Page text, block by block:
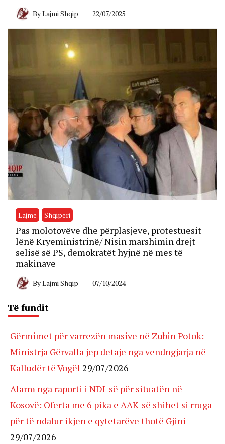
ByLajmi Shqip 22/07/2025
Lajme Shqiperi
Pas molotovëve dhe përplasjeve, protestuesit
lënë Kryeministrinë/ Nisin marshimin drejt
selisë së PS, demokratët hyjnë në mes të
makinave
ByLajmi Shqip 07/10/2024
Të fundit
Gërmimet për varrezën masive në Zubin Potok:
Ministrja Gërvalla jep detaje nga vendngjarja në
Kalludër të Vogël 29/07/2026
Alarm nga raporti i NDI-së për situatën në
Kosovë: Oferta me 6 pika e AAK-së shihet si rruga
për të ndalur ikjen e qytetarëve thotë Gjini
29/07/2026